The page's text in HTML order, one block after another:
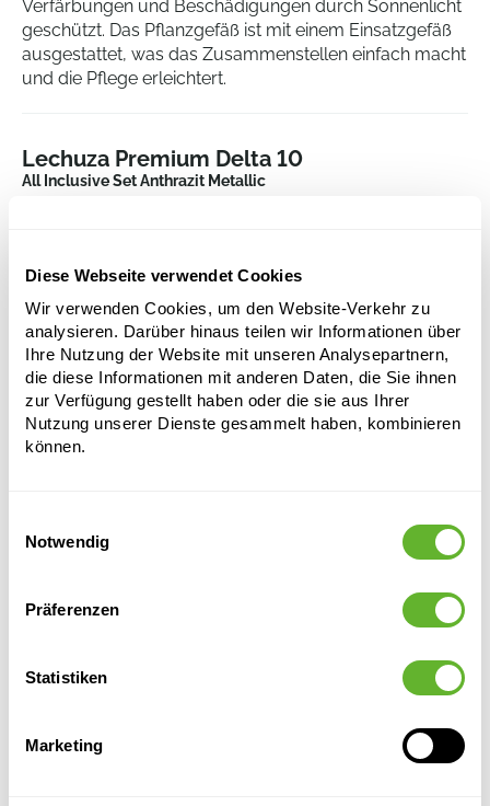
Diese Webseite verwendet Cookies
Wir verwenden Cookies, um den Website-Verkehr zu
analysieren. Darüber hinaus teilen wir Informationen über
Ihre Nutzung der Website mit unseren Analysepartnern,
die diese Informationen mit anderen Daten, die Sie ihnen
zur Verfügung gestellt haben oder die sie aus Ihrer
Nutzung unserer Dienste gesammelt haben, kombinieren
können.
Notwendig
Präferenzen
Statistiken
Marketing
Verfärbungen und Beschädigungen durch Sonnenlicht
geschützt. Das Pflanzgefäß ist mit einem Einsatzgefäß
ausgestattet, was das Zusammenstellen einfach macht
und die Pflege erleichtert.
Lechuza Premium Delta 10
All Inclusive Set Anthrazit Metallic
Breite:
10
Tiefe:
Öffnung:
Alternative Produkte